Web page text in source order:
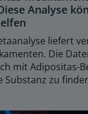
Analyse
liefert
Die
mit Adipositas-
Substanz zu